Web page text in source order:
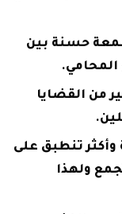
حسنة بين
المحامي.
من القضايا
وأكثر تنطبق على
ولهذا